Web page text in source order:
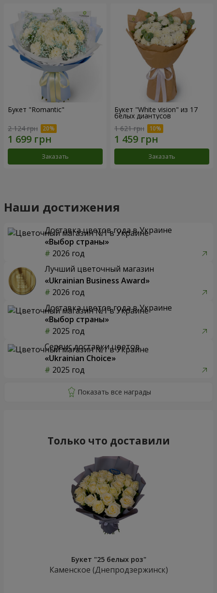
Букет "Romantic"
2 124 грн
Заказать
Букет "White vision" из 17
белых диантусов
1 621 грн
Заказать
Наши достижения
Доставка цветов года в Украине
«Выбор страны»
2026 год
Лучший цветочный магазин
«Ukrainian Business Award»
2026 год
Доставка цветов года в Украине
«Выбор страны»
2025 год
Сервис доставки цветов
«Ukrainian Choice»
2025 год
Только что доставили
Букет "25 белых роз"
Каменское (Днепродзержинск)